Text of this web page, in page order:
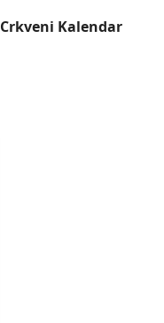
Crkveni Kalendar